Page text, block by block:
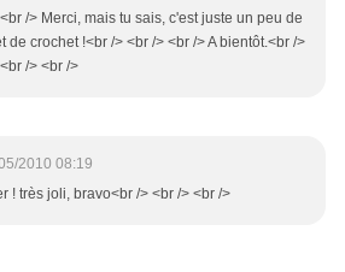
/> Merci, mais tu sais, c'est juste un peu de
de crochet !<br /> <br /> <br /> A bientôt.<br />
/> <br />
2010 08:19
! très joli, bravo<br /> <br /> <br />